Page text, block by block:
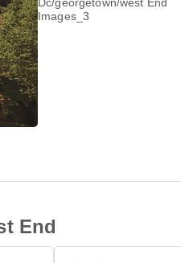
End